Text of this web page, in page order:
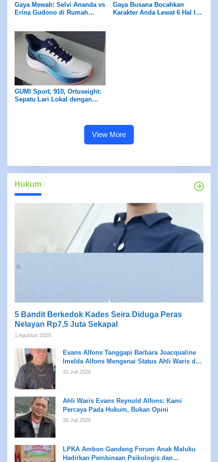
Gaya Mewah: Selvi Ananda vs
Erina Gudono di Rumah
Gaya Busana Bocahkan
Karakter Anda Lewat 6 Hal Ini!
GUMI Sport, 910, Ortuseight:
Sepatu Lari Lokal dengan
View More
Hukum
5 Bandit Berkedok Kades Seira Diduga Peras
Nelayan Rp7,5 Juta Sekapal
1 Agustus 2026
Evans Alfons Tanggapi Barbara Joacqualine
Imelda Alfons Mengenai Status Ahli Waris dan
Putusan Pengadilan
31 Juli 2026
Ahli Waris Evans Reynold Alfons: Kami
Percaya Pada Hukum, Bukan Opini
30 Juli 2026
LPKA Ambon Gandeng Forum Anak Maluku
Hadirkan Pembinaan Psikologis dan